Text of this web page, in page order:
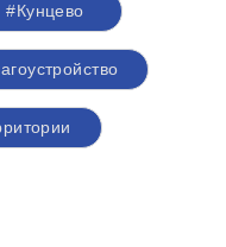
#Кунцево